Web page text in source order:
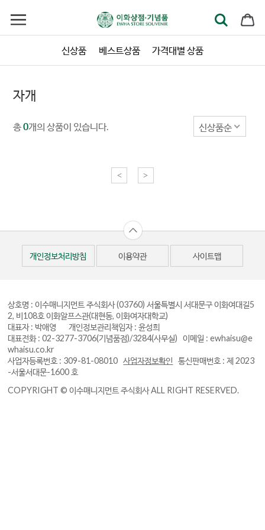
신상품 베스트상품 가격대별 상품
자개
총0개의 상품이 있습니다. 신상품순
< >
개인정보처리방침 이용약관 사이트맵
상호명 : 이수매니지먼트 주식회사(03760) 서울특별시 서대문구 이화여대길5
2, 비108호 이화알프스관(대현동, 이화여자대학교)
대표자 : 박애영 개인정보관리책임자 : 윤성희
대표전화 : 02-3277-3706(기념품점)/3284(사무실) 이메일 : ewhaisu@e
whaisu.co.kr
사업자등록번호 : 309-81-08010사업자정보확인 통신판매번호 : 제 2023
-서울서대문-1600 호
COPYRIGHT © 이수매니지먼트 주식회사 ALL RIGHT RESERVED.